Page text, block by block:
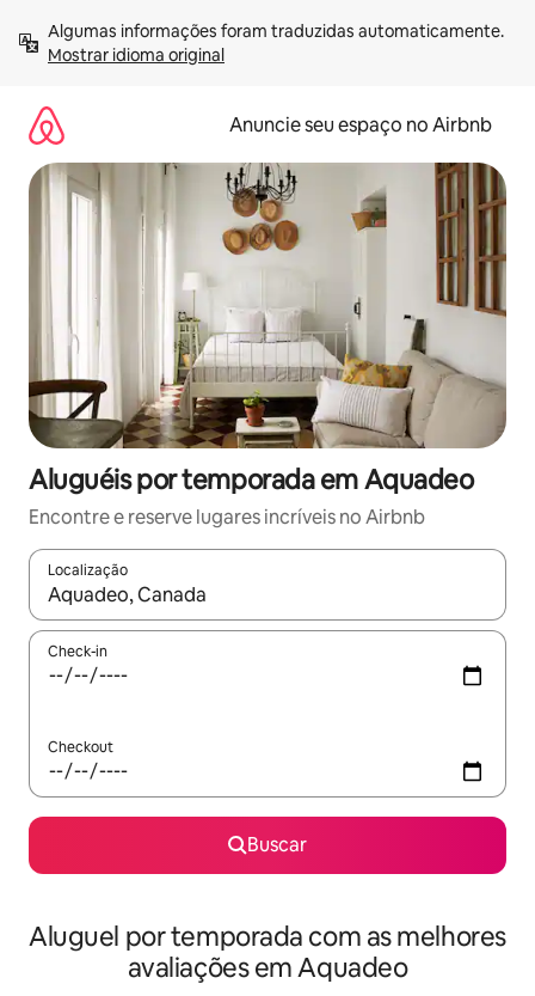
para
Mostrar idioma original
Anuncie seu espaço no Airbnb
Aluguéis por temporada em Aquadeo
Encontre e reserve lugares incríveis no Airbnb
Localização
Quando os resultados estiverem disponíveis, explore-os
Check-in
Checkout
Buscar
Aluguel por temporada com as melhores
avaliações em Aquadeo